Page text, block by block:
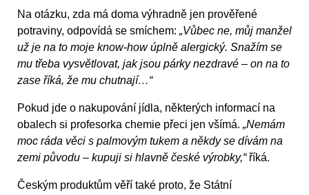
Na otázku, zda má doma výhradně jen prověřené
potraviny, odpovídá se smíchem: „Vůbec ne, můj manžel
už je na to moje know-how úplně alergický. Snažím se
mu třeba vysvětlovat, jak jsou párky nezdravé – on na to
zase říká, že mu chutnají…“
Pokud jde o nakupování jídla, některých informací na
obalech si profesorka chemie přeci jen všímá. „Nemám
moc ráda věci s palmovým tukem a někdy se dívám na
zemi původu – kupuji si hlavně české výrobky,“říká.
Českým produktům věří také proto, že Státní